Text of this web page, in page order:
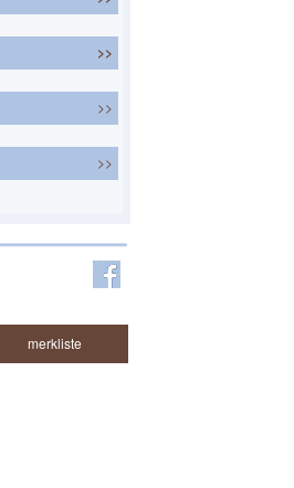
>>
>>
>>
merkliste